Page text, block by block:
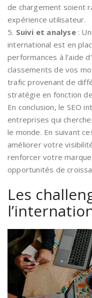
de chargement soient
expérience utilisateur.
5. Suivi et analyse:
international est en
performances à l’aide
classements de vos
trafic provenant de
stratégie en fonction
En conclusion, le SEO
entreprises qui
le monde. En suivant
améliorer votre
renforcer votre
opportunités de
Les